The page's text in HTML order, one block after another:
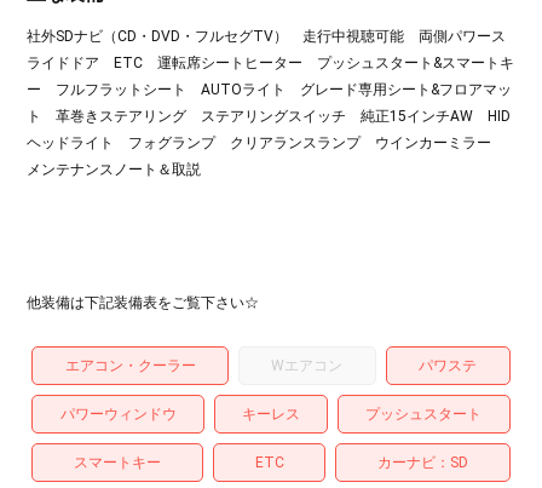
社外SDナビ（CD・DVD・フルセグTV） 走行中視聴可能 両側パワース
ライドドア ETC 運転席シートヒーター プッシュスタート&スマートキ
ー フルフラットシート AUTOライト グレード専用シート&フロアマッ
ト 革巻きステアリング ステアリングスイッチ 純正15インチAW HID
ヘッドライト フォグランプ クリアランスランプ ウインカーミラー
メンテナンスノート＆取説
他装備は下記装備表をご覧下さい☆
エアコン・クーラー Wエアコン パワステ
パワーウィンドウ キーレス プッシュスタート
スマートキー ETC カーナビ SD